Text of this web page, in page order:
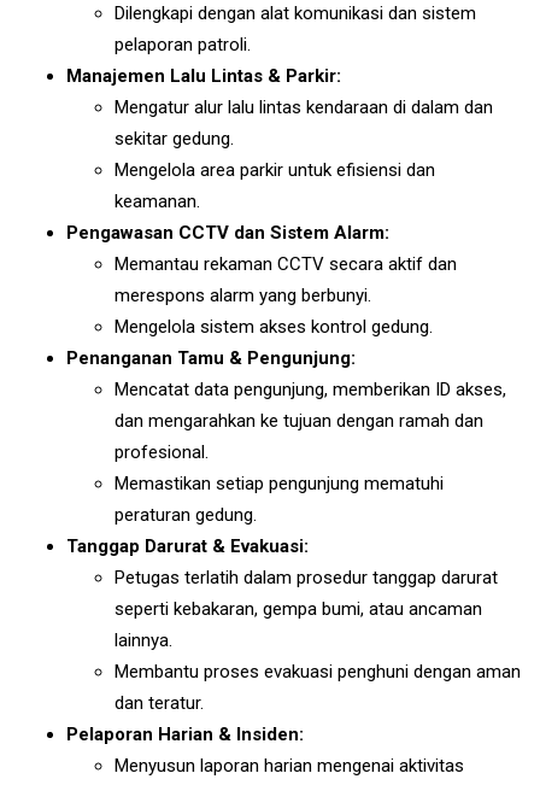
Dilengkapi dengan alat komunikasi dan sistem
pelaporan patroli.
Manajemen Lalu Lintas & Parkir:
Mengatur alur lalu lintas kendaraan di dalam dan
sekitar gedung.
Mengelola area parkir untuk efisiensi dan
keamanan.
Pengawasan CCTV dan Sistem Alarm:
Memantau rekaman CCTV secara aktif dan
merespons alarm yang berbunyi.
Mengelola sistem akses kontrol gedung.
Penanganan Tamu & Pengunjung:
Mencatat data pengunjung, memberikan ID akses,
dan mengarahkan ke tujuan dengan ramah dan
profesional.
Memastikan setiap pengunjung mematuhi
peraturan gedung.
Tanggap Darurat & Evakuasi:
Petugas terlatih dalam prosedur tanggap darurat
seperti kebakaran, gempa bumi, atau ancaman
lainnya.
Membantu proses evakuasi penghuni dengan aman
dan teratur.
Pelaporan Harian & Insiden:
Menyusun laporan harian mengenai aktivitas